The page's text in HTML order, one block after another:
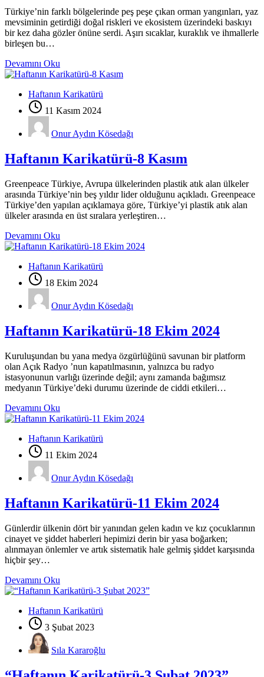
Türkiye’nin farklı bölgelerinde peş peşe çıkan orman yangınları, yaz
mevsiminin getirdiği doğal riskleri ve ekosistem üzerindeki baskıyı
bir kez daha gözler önüne serdi. Aşırı sıcaklar, kuraklık ve ihmallerle
birleşen bu…
Devamını Oku
Haftanın Karikatürü
11 Kasım 2024
Onur Aydın Kösedağı
Haftanın Karikatürü-8 Kasım
Greenpeace Türkiye, Avrupa ülkelerinden plastik atık alan ülkeler
arasında Türkiye’nin beş yıldır lider olduğunu açıkladı. Greenpeace
Türkiye’den yapılan açıklamaya göre, Türkiye’yi plastik atık alan
ülkeler arasında en üst sıralara yerleştiren…
Devamını Oku
Haftanın Karikatürü
18 Ekim 2024
Onur Aydın Kösedağı
Haftanın Karikatürü-18 Ekim 2024
Kuruluşundan bu yana medya özgürlüğünü savunan bir platform
olan Açık Radyo ’nun kapatılmasının, yalnızca bu radyo
istasyonunun varlığı üzerinde değil; aynı zamanda bağımsız
medyanın Türkiye’deki durumu üzerinde de ciddi etkileri…
Devamını Oku
Haftanın Karikatürü
11 Ekim 2024
Onur Aydın Kösedağı
Haftanın Karikatürü-11 Ekim 2024
Günlerdir ülkenin dört bir yanından gelen kadın ve kız çocuklarının
cinayet ve şiddet haberleri hepimizi derin bir yasa boğarken;
alınmayan önlemler ve artık sistematik hale gelmiş şiddet karşısında
hiçbir şey…
Devamını Oku
Haftanın Karikatürü
3 Şubat 2023
Sıla Kararoğlu